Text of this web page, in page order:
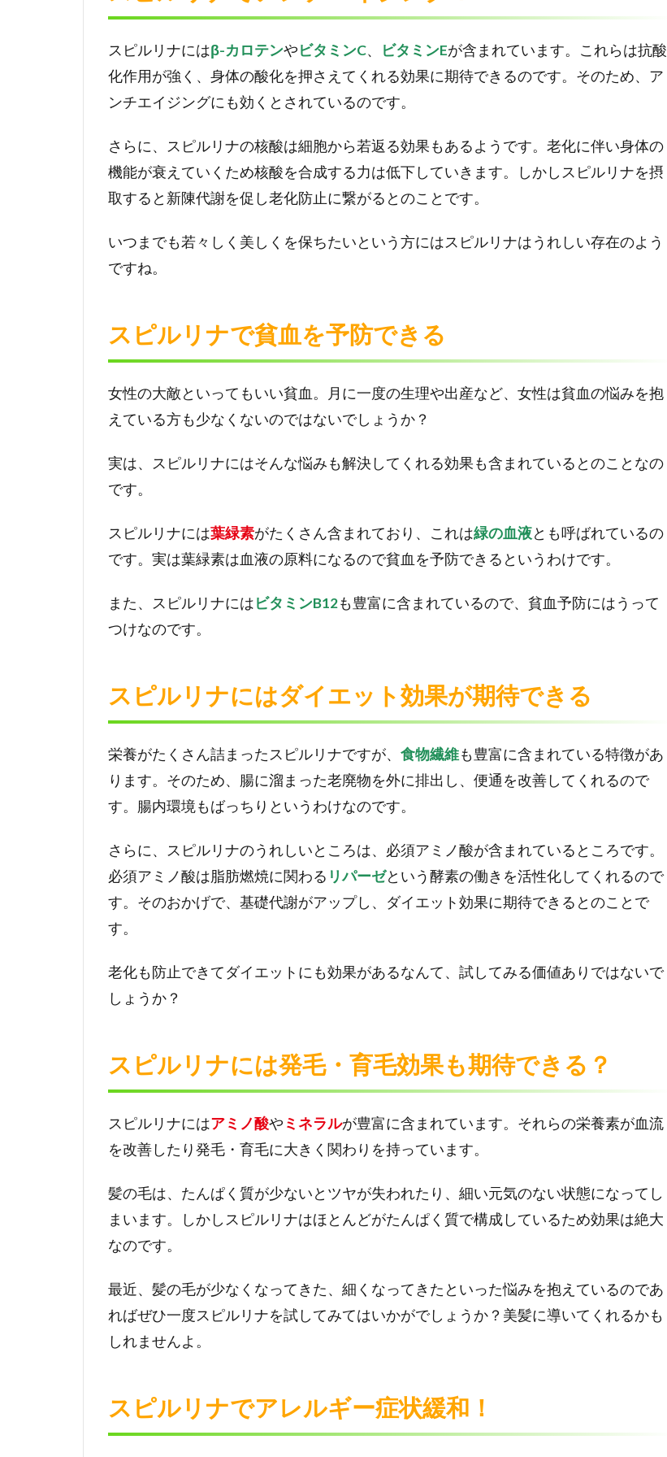
血
を
予
防
で
き
3
ス
ル
ナ
に
は
エ
効
果
が
待
で
4
ナに
は発
効果
も期
待で
る？
5
スピ
ナで
アレ
ルギ
ー症
6
スピ
疫力
アッ
ス
ル
リ
に
抗
炎
症
作
対
す
る
スピルリナにはβ-カロテンやビタミンC、 ビタミンEが含まれています。これらは抗酸
化作用が強く、身体の酸化を押さえてくれる効果に期待できるのです。そのため、ア
ンチエイジングにも効くとされているのです。
さらに、スピルリナの核酸は細胞から若返る効果もあるようです。老化に伴い身体の
機能が衰えていくため核酸を合成する力は低下していきます。しかしスピルリナを摂
取すると新陳代謝を促し老化防止に繋がるとのことです。
いつまでも若々しく美しくを保ちたいという方にはスピルリナはうれしい存在のよう
ですね。
スピルリナで貧血を予防できる
女性の大敵といってもいい貧血。月に一度の生理や出産など、女性は貧血の悩みを抱
えている方も少なくないのではないでしょうか？
実は、スピルリナにはそんな悩みも解決してくれる効果も含まれているとのことなの
です。
スピルリナには葉緑素がたくさん含まれており、これは緑の血液とも呼ばれているの
です。実は葉緑素は血液の原料になるので貧血を予防できるというわけです。
また、スピルリナにはビタミンB12も豊富に含まれているので、貧血予防にはうって
つけなのです。
スピルリナにはダイエット効果が期待できる
栄養がたくさん詰まったスピルリナですが、 食物繊維も豊富に含まれている特徴があ
ります。そのため、腸に溜まった老廃物を外に排出し、便通を改善してくれるので
す。腸内環境もばっちりというわけなのです。
さらに、スピルリナのうれしいところは、必須アミノ酸が含まれているところです。
必須アミノ酸は脂肪燃焼に関わる リパーゼという酵素の働きを活性化してくれるので
す。そのおかげで、基礎代謝がアップし、ダイエット効果に期待できるとのことで
す。
老化も防止できてダイエットにも効果があるなんて、試してみる価値ありではないで
しょうか？
スピルリナには発毛・育毛効果も期待できる？
スピルリナにはアミノ酸や ミネラルが豊富に含まれています。それらの栄養素が血流
を改善したり発毛・育毛に大きく関わりを持っています。
髪の毛は、たんぱく質が少ないとツヤが失われたり、細い元気のない状態になってし
まいます。しかしスピルリナはほとんどがたんぱく質で構成しているため効果は絶大
なのです。
最近、髪の毛が少なくなってきた、細くなってきたといった悩みを抱えているのであ
ればぜひ一度スピルリナを試してみてはいかがでしょうか？美髪に導いてくれるかも
しれませんよ。
スピルリナでアレルギー症状緩和！